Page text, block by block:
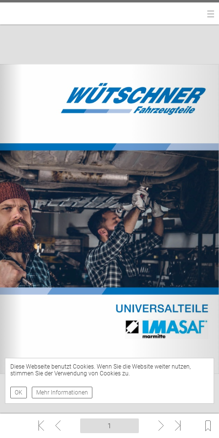
Diese Webseite benutzt Cookies. Wenn Sie die Website weiter nutzen,
stimmen Sie der Verwendung von Cookies zu.
OK Mehr Informationen